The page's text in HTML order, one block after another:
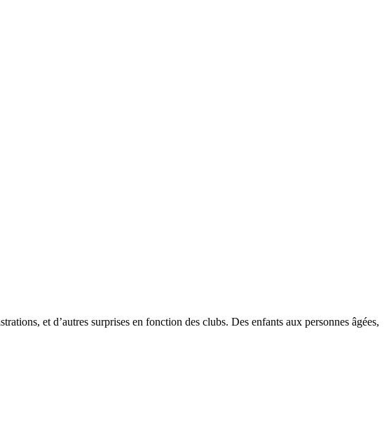
et d’autres surprises en fonction des clubs. Des enfants aux personnes âgées,